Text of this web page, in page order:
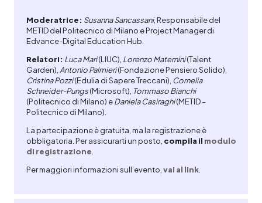
Moderatrice: SusannaSancassani, Responsabile del
METID del Politecnico di Milano e Project Manager di
Edvance-Digital Education Hub.
Relatori: Luca Mari(LIUC), Lorenzo Maternini(Talent
Garden),Antonio Palmieri(Fondazione Pensiero Solido),
Cristina Pozzi(Edulia di Sapere Treccani), Cornelia
Schneider-Pungs(Microsoft), Tommaso Bianchi
(Politecnico di Milano) eDaniela Casiraghi(METID –
Politecnico di Milano).
La partecipazione è gratuita, ma la registrazione è
obbligatoria. Per assicurarti un posto, compila il modulo
di registrazione.
Per maggiori informazioni sull’evento,vai al link.